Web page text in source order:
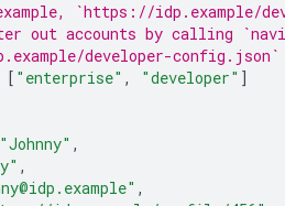
`https://idp.example/
out accounts by calling
developer-
[ "enterprise" , "developer" ]
"Johnny" ,
,
,